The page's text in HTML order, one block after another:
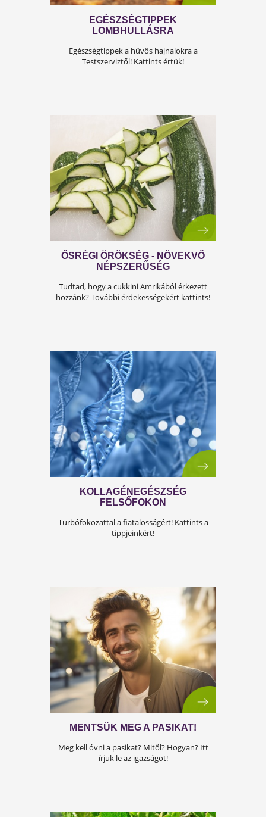
ŐSZI SZÍVTIPPJEINK
Vigyázat! Az ultrafeldolgozott élelmiszerek
veszélyesek a szívedre! Kattints a
EGÉSZSÉGTIPPEK
LOMBHULLÁSRA
Egészségtippek a hűvös hajnalokra a